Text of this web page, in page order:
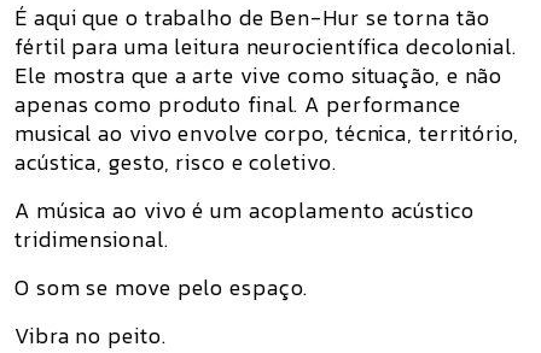
É aqui que o trabalho de Ben-Hur se torna tão
fértil para uma leitura neurocientífica decolonial.
Ele mostra que a arte vive como situação, e não
apenas como produto final. A performance
musical ao vivo envolve corpo, técnica, território,
acústica, gesto, risco e coletivo.
A música ao vivo é um acoplamento acústico
tridimensional.
O som se move pelo espaço.
Vibra no peito.